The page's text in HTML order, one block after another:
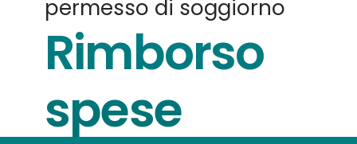
permesso di soggiorno
Rimborso
spese